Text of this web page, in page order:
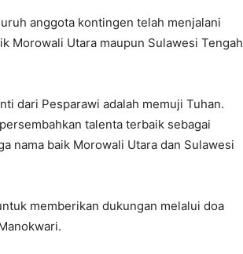
anggota kontingen telah menjalani
Morowali Utara maupun Sulawesi Tengah
dari Pesparawi adalah memuji Tuhan.
talenta terbaik sebagai
nama baik Morowali Utara dan Sulawesi
memberikan dukungan melalui doa